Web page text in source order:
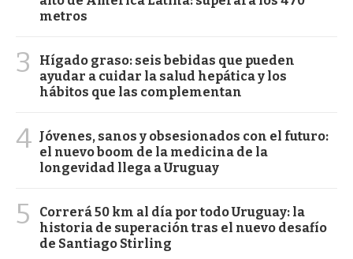
metros
3
Hígado graso: seis bebidas que pueden
ayudar a cuidar la salud hepática y los
hábitos que las complementan
4 Jóvenes, sanos y obsesionados con el futuro:
el nuevo boom de la medicina de la
longevidad llega a Uruguay
5
Correrá 50 km al día por todo Uruguay: la
historia de superación tras el nuevo desafío
de Santiago Stirling